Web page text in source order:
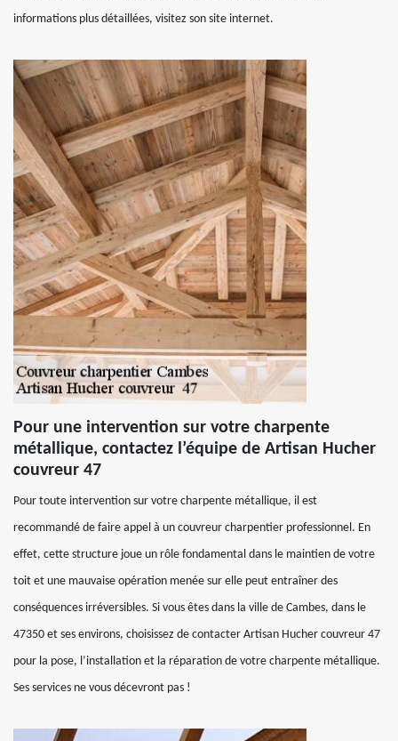
informations plus détaillées, visitez son site internet.
Pour une intervention sur votre charpente
métallique, contactez l’équipe de Artisan Hucher
couvreur 47
Pour toute intervention sur votre charpente métallique, il est
recommandé de faire appel à un couvreur charpentier professionnel. En
effet, cette structure joue un rôle fondamental dans le maintien de votre
toit et une mauvaise opération menée sur elle peut entraîner des
conséquences irréversibles. Si vous êtes dans la ville de Cambes, dans le
47350 et ses environs, choisissez de contacter Artisan Hucher couvreur 47
pour la pose, l’installation et la réparation de votre charpente métallique.
Ses services ne vous décevront pas !